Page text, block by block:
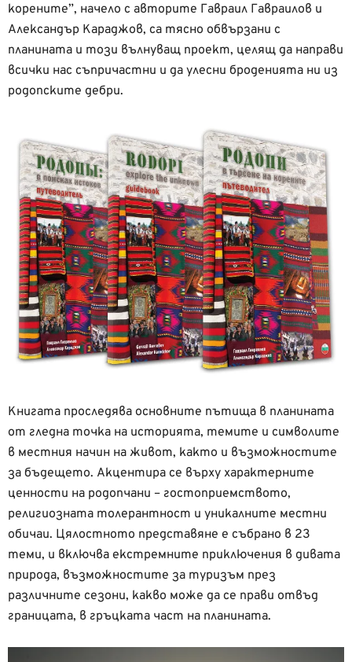
корените”, начело с авторите Гавраил Гавраилов и
Александър Караджов, са тясно обвързани с
планината и този вълнуващ проект, целящ да направи
всички нас съпричастни и да улесни броденията ни из
родопските дебри.
Книгата проследява основните пътища в планината
от гледна точка на историята, темите и символите
в местния начин на живот, както и възможностите
за бъдещето. Акцентира се върху характерните
ценности на родопчани – гостоприемството,
религиозната толерантност и уникалните местни
обичаи. Цялостното представяне е събрано в 23
теми, и включва екстремните приключения в дивата
природа, възможностите за туризъм през
различните сезони, какво може да се прави отвъд
границата, в гръцката част на планината.